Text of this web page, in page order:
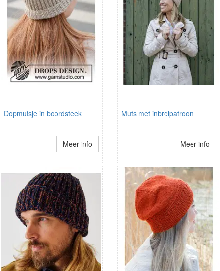
Dopmutsje in boordsteek
Meer info
Muts met inbreipatroon
Meer info